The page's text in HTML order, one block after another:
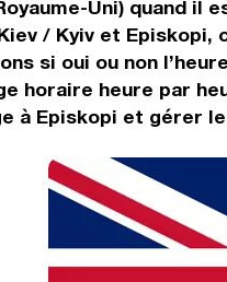
Uni) quand il
/ Kyiv et
si oui ou non
horaire heure par
à Episkopi et gérer